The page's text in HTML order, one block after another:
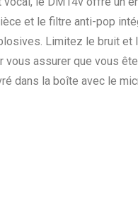
et le filtre anti-pop
Limitez le bruit et
vous assurer que vous
dans la boîte avec le